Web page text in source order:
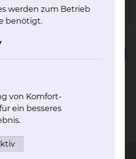
Begleitperson
werden zum Betrieb
benötigt.
von Komfort-
ein besseres